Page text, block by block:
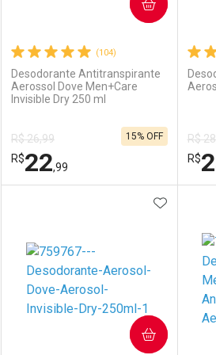
(104)
Desodorante Antitranspirante
Aerossol Dove Men+Care
Invisible Dry 250 ml
R$ 26,99
R$22,99
15% OFF
COMPRAR
Laboratório
Por Menos
R$
R$
COMPRAR